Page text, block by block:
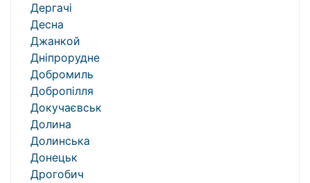
Дергачі
Десна
Джанкой
Дніпрорудне
Добромиль
Добропілля
Докучаєвськ
Долина
Долинська
Донецьк
Дрогобич